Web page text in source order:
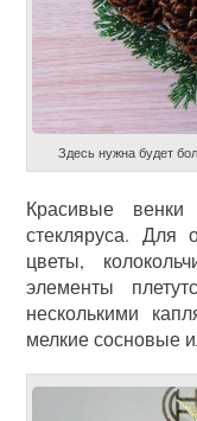
Здесь нужна будет
Красивые
стекляруса. Для
цветы,
элементы
несколькими
мелкие сосновые